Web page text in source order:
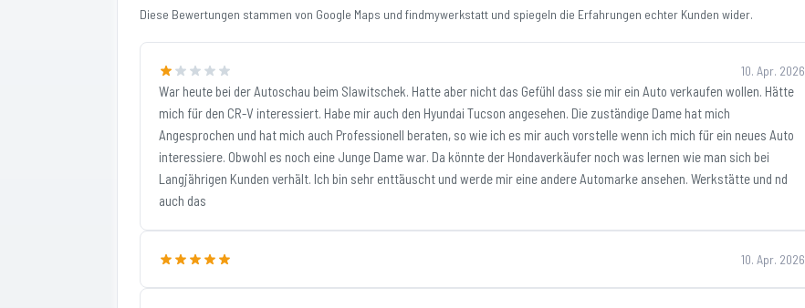
Diese Bewertungen stammen von Google Maps und findmywerkstatt und spiegeln die Erfahrungen echter Kunden wider.
10. Apr. 2026
War heute bei der Autoschau beim Slawitschek. Hatte aber nicht das Gefühl dass sie mir ein Auto verkaufen wollen. Hätte
mich für den CR-V interessiert. Habe mir auch den Hyundai Tucson angesehen. Die zuständige Dame hat mich
Angesprochen und hat mich auch Professionell beraten, so wie ich es mir auch vorstelle wenn ich mich für ein neues Auto
interessiere. Obwohl es noch eine Junge Dame war. Da könnte der Hondaverkäufer noch was lernen wie man sich bei
Langjährigen Kunden verhält. Ich bin sehr enttäuscht und werde mir eine andere Automarke ansehen. Werkstätte und nd
auch das
10. Apr. 2026